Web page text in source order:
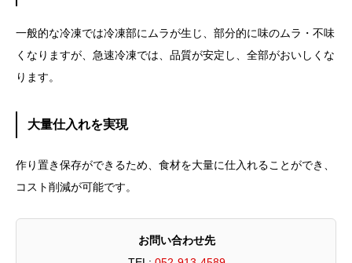
一般的な冷凍では冷凍部にムラが生じ、部分的に味のムラ・不味
くなりますが、急速冷凍では、品質が安定し、全部がおいしくな
ります。
大量仕入れを実現
作り置き保存ができるため、食材を大量に仕入れることができ、
コスト削減が可能です。
お問い合わせ先